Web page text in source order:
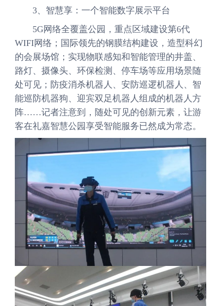
3、智慧享：一个智能数字展示平台
5G网络全覆盖公园，重点区域建设第6代
WIFI网络；国际领先的钢膜结构建设，造型科幻
的会展场馆；实现物联感知和智能管理的井盖、
路灯、摄像头、环保检测、停车场等应用场景随
处可见；防疫消杀机器人、安防巡逻机器人、智
能巡防机器狗、迎宾双足机器人组成的机器人方
阵……记者注意到，随处可见的创新元素，让游
客在礼嘉智慧公园享受智能服务已然成为常态。